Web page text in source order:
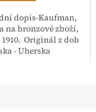
dopis-Kaufman,
na bronzové zboží,
Originál z dob
- Uherska